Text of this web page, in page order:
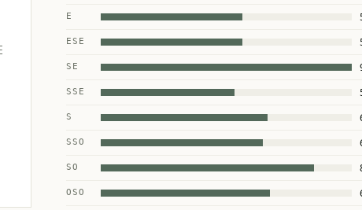
E
ESE
SE
SSE
S
SSO
SO
OSO